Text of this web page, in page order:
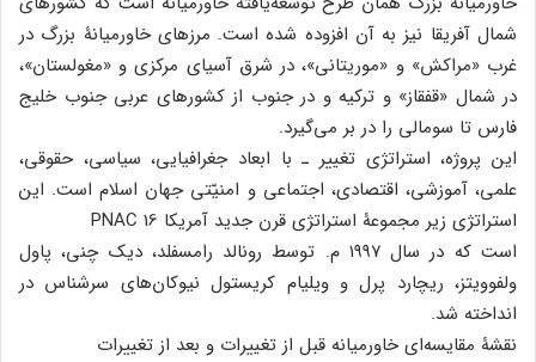
شمال آفریقا نیز به آن افزوده شده است. مرزهای خاورمیانۀ بزرگ در
غرب «مراکش» و «موریتانی»، در شرق آسیای مرکزی و «مغولستان»،
در شمال «قفقاز» و ترکیه و در جنوب از کشور‌های عربی جنوب خلیج
فارس تا سومالی را در بر می‌گیرد.
این پروژه، استراتژی تغییر ـ با ابعاد جغرافیایی، سیاسی، حقوقی،
علمی، آموزشی، اقتصادی، اجتماعی و امنیّتی جهان اسلام است. این
استراتژی زیر مجموعۀ استراتژی قرن جدید آمریکا PNAC 16
است که در سال ۱۹۹۷ م. توسط رونالد رامسفلد، دیک چنی، پاول
ولفوویتز، ریچارد پرل و ویلیام کریستول نیوکان‌های سرشناس در
انداخته شد.
نقشۀ مقایسه‌ای خاورمیانه قبل از تغییرات و بعد از تغییرات